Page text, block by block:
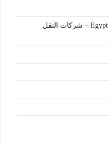
Egypt tourism transportation companies – شركات النقل